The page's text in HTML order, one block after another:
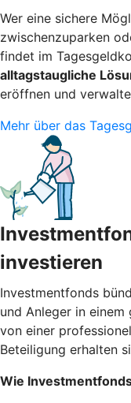
Wer eine sichere
zwischenzuparken
findet im
alltagstaugliche
eröffnen und
Mehr über das
investieren
Investmentfonds
und Anleger in
von einer
Beteiligung erhalten
Wie